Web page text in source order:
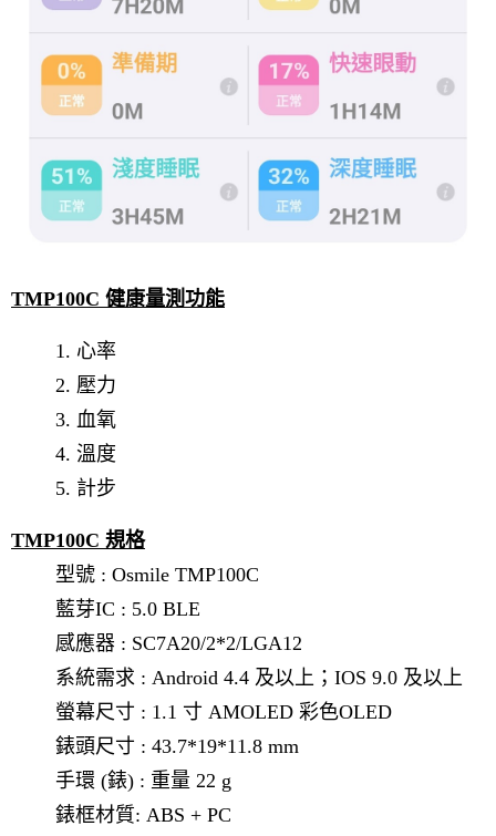
TMP100C 健康量測功能
1. 心率
2. 壓力
3. 血氧
4. 溫度
5. 計步
TMP100C 規格
型號 : Osmile TMP100C
藍芽IC : 5.0 BLE
感應器 : SC7A20/2*2/LGA12
系統需求 : Android 4.4 及以上；IOS 9.0 及以上
螢幕尺寸 : 1.1 寸 AMOLED 彩色OLED
錶頭尺寸 : 43.7*19*11.8 mm
手環 (錶) : 重量 22 g
錶框材質: ABS + PC